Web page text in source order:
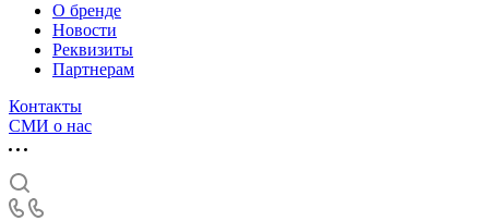
О бренде
Новости
Реквизиты
Партнерам
Контакты
СМИ о нас